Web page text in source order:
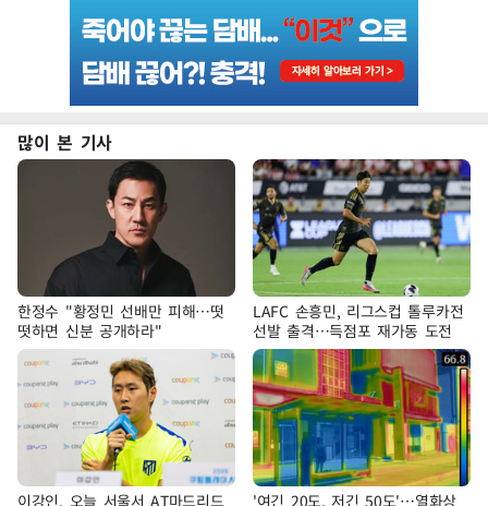
많이 본 기사
한정수 "황정민 선배만 피해…떳
떳하면 신분 공개하라"
LAFC 손흥민, 리그스컵 톨루카전
선발 출격…득점포 재가동 도전
이강인, 오늘 서울서 AT마드리드 '여긴 20도, 저긴 50도'…열화상